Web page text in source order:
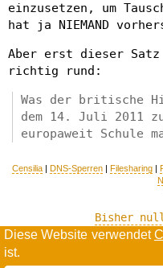
Diese Website verwendet
ist.
einzusetzen, um
hat ja NIEMAND
Aber erst dieser Satz
richtig rund:
Was der britische
dem 14. Juli 2011
europaweit Schule
Censilia | DNS-Sperren | Filesharing |
Bisher